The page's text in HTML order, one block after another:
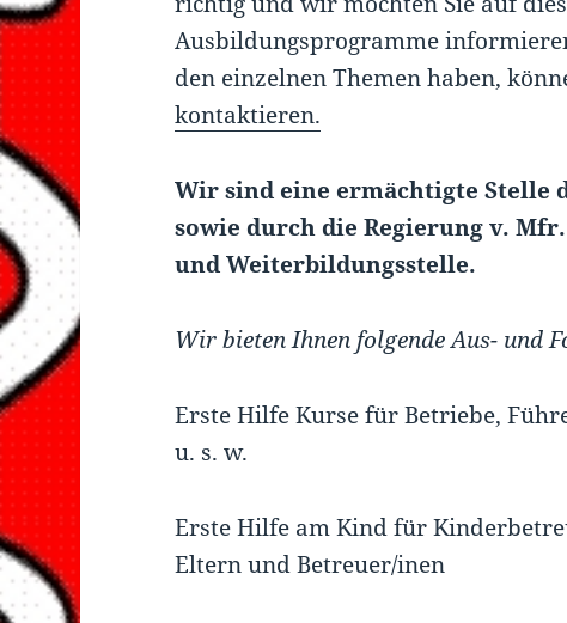
Ausbildungsprogramme
den einzelnen Themen haben,
kontaktieren.
Wir sind eine ermächtigte Stelle
sowie durch die Regierung v.
und Weiterbildungsstelle.
Wir bieten Ihnen folgende Aus- und
Erste Hilfe Kurse für Betriebe,
u. s. w.
Erste Hilfe am Kind für
Eltern und Betreuer/inen